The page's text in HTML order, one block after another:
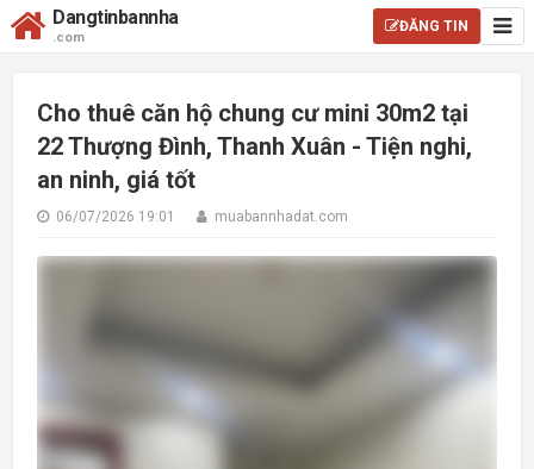
Dangtinbannha
.com
ĐĂNG TIN
Cho thuê căn hộ chung cư mini 30m2 tại
22 Thượng Đình, Thanh Xuân - Tiện nghi,
an ninh, giá tốt
06/07/2026 19:01 muabannhadat.com